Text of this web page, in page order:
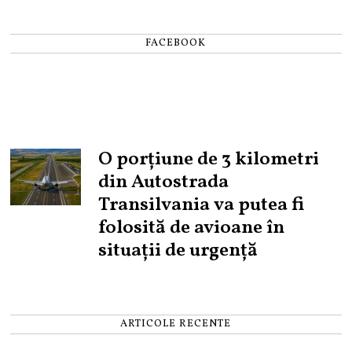
FACEBOOK
O porțiune de 3 kilometri
din Autostrada
Transilvania va putea fi
folosită de avioane în
situații de urgență
ARTICOLE RECENTE